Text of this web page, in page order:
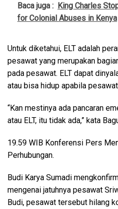
Baca juga : King Charles
for Colonial Abuses in Kenya
Untuk diketahui, ELT adalah
pesawat yang merupakan
pada pesawat. ELT dapat
atau bisa hidup apabila
“Kan mestinya ada pancaran
atau ELT, itu tidak ada,” kata
19.59 WIB Konferensi Pers
Perhubungan.
Budi Karya Sumadi
mengenai jatuhnya pesawat
Budi, pesawat tersebut hilang